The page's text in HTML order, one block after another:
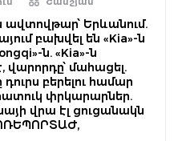
Երևանում.
բախվել են «Kia»-ն
ն. «Kia»-ն
վարորդը՝ մահացել.
բերելու համար
փրկարարներ.
վրա էլ ցուցանակն